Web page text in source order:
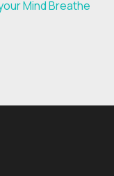
Mind Breathe